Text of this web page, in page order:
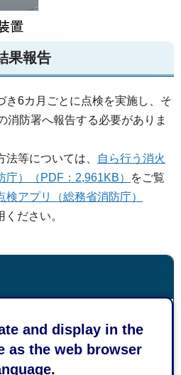
and display in the
as the web browser
果報告
き6カ月ごとに点検を実施し、そ
消防署へ報告する必要がありま
等については、
自ら行う消火
）（PDF：2,961KB）
をご覧
検アプリ（総務省消防庁）
ください。